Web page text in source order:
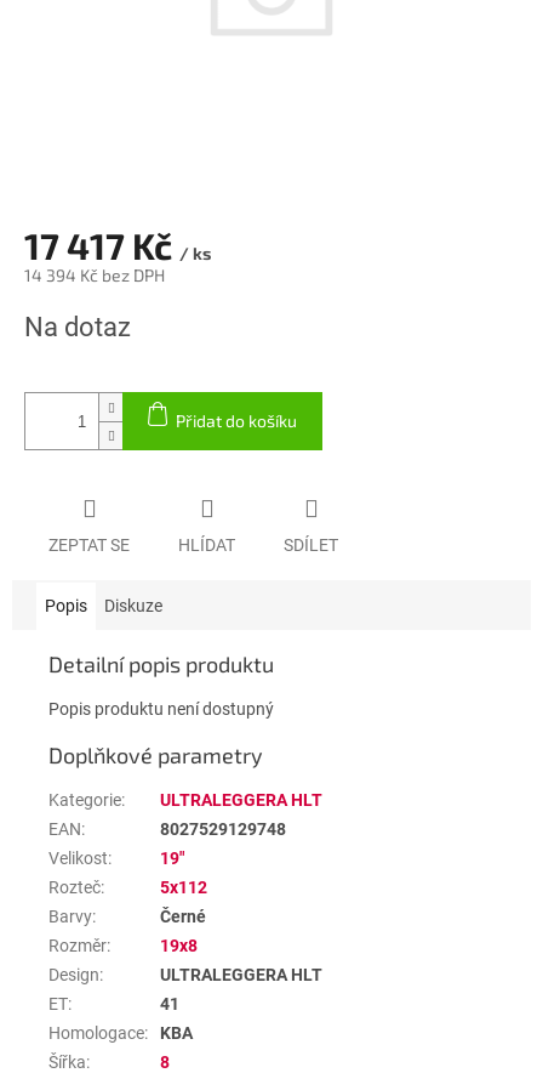
17 417 Kč / ks
14 394 Kč bez DPH
cena:
Na dotaz
Přidat do košíku
ZEPTAT SE HLÍDAT SDÍLET
Popis Diskuze
Detailní popis produktu
Popis produktu není dostupný
Doplňkové parametry
Kategorie:
ULTRALEGGERA HLT
EAN:
8027529129748
Velikost:
19"
Rozteč:
5x112
Barvy:
Černé
Rozměr:
19x8
Design:
ULTRALEGGERA HLT
ET:
41
Homologace:
KBA
Šířka: 8